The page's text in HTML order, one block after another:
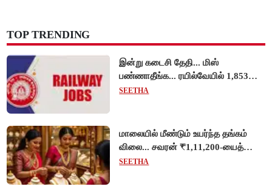
TOP TRENDING
இன்று கடைசி தேதி... மிஸ்
பண்ணாதீங்க... ரயில்வேயில் 1,853
அப்ரண்டிஸ் பணியிடங்களுக்கு
SEETHA
மாலையில் மீண்டும் உயர்ந்த தங்கம்
விலை... சவரன் ₹1,11,200-யைத்
தொட்டது!
SEETHA